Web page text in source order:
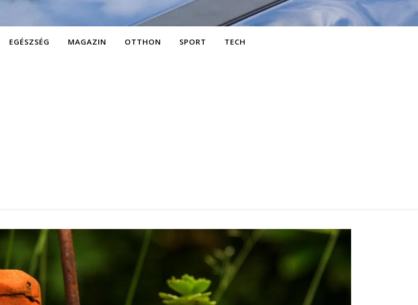
EGÉSZSÉG MAGAZIN OTTHON SPORT TECH